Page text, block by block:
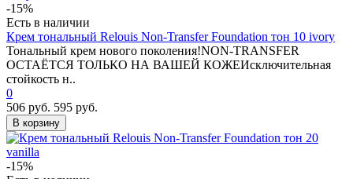
-15%
Есть в наличии
Крем тональный Relouis Non-Transfer Foundation тон 10 ivory
Тональный крем нового поколения!NON-TRANSFER
ОСТАЁТСЯ ТОЛЬКО НА ВАШЕЙ КОЖЕИсключительная
стойкость н..
0
506 руб. 595 руб.
В корзину
-15%